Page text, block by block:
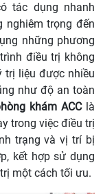
tác dụng nhanh
nghiêm trọng đến
những phương
điều trị không
trị liệu được nhiều
như độ an toàn
khám ACClà
trong việc điều trị
trạng và vị trí bị
kết hợp sử dụng
một cách tối ưu.